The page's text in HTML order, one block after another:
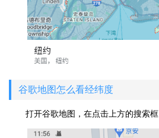
谷歌地图怎么看经纬度
打开谷歌地图，在点击上方的搜索框